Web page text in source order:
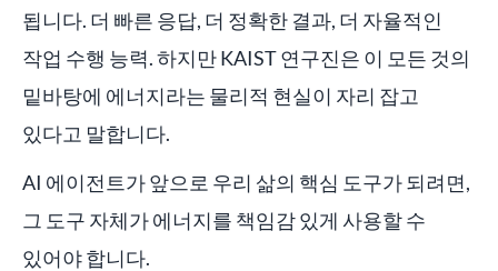
됩니다. 더 빠른 응답, 더 정확한 결과, 더 자율적인
작업 수행 능력. 하지만 KAIST 연구진은 이 모든 것의
밑바탕에 에너지라는 물리적 현실이 자리 잡고
있다고 말합니다.
AI 에이전트가 앞으로 우리 삶의 핵심 도구가 되려면,
그 도구 자체가 에너지를 책임감 있게 사용할 수
있어야 합니다.